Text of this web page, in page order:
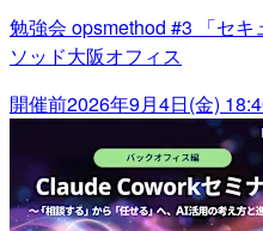
勉強会 opsmethod #3 「セ
ソッド大阪オフィス
開催前2026年9月4日(金)